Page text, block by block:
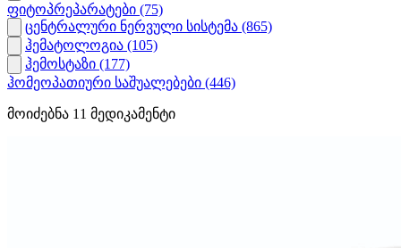
ფიტოპრეპარატები (75)
ცენტრალური ნერვული სისტემა (865)
ჰემატოლოგია (105)
ჰემოსტაზი (177)
ჰომეოპათიური საშუალებები (446)
მოიძებნა 11 მედიკამენტი